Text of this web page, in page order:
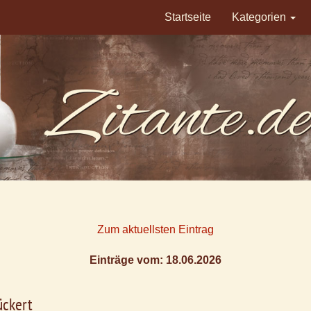
Startseite Kategorien
Zum aktuellsten Eintrag
Einträge vom: 18.06.2026